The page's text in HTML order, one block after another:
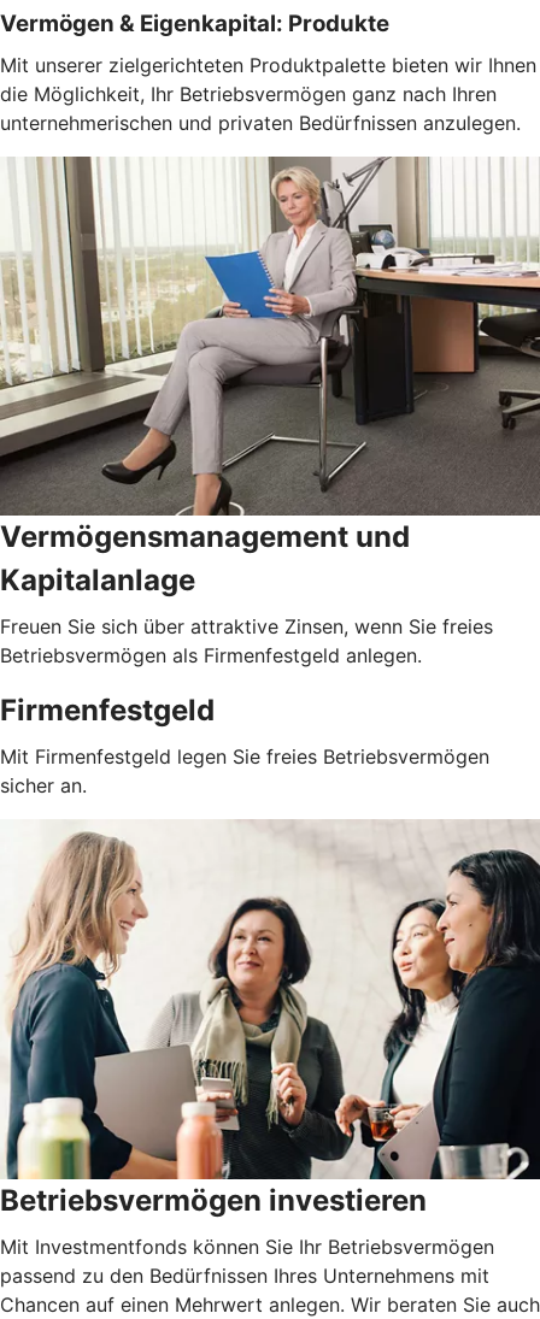
Vermögen & Eigenkapital: Produkte
Mit unserer zielgerichteten Produktpalette bieten wir Ihnen
die Möglichkeit, Ihr Betriebsvermögen ganz nach Ihren
unternehmerischen und privaten Bedürfnissen anzulegen.
Vermögensmanagement und
Kapitalanlage
Freuen Sie sich über attraktive Zinsen, wenn Sie freies
Betriebsvermögen als Firmenfestgeld anlegen.
Firmenfestgeld
Mit Firmenfestgeld legen Sie freies Betriebsvermögen
sicher an.
Betriebsvermögen investieren
Mit Investmentfonds können Sie Ihr Betriebsvermögen
passend zu den Bedürfnissen Ihres Unternehmens mit
Chancen auf einen Mehrwert anlegen. Wir beraten Sie auch